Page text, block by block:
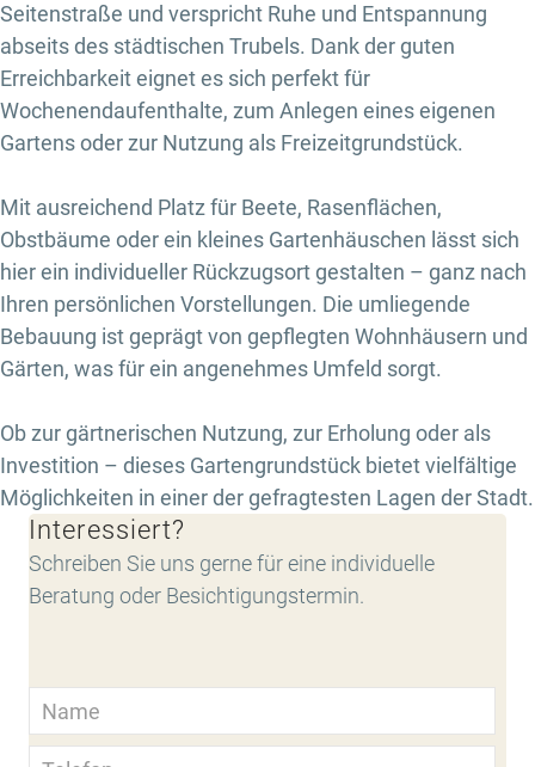
Seitenstraße und verspricht Ruhe und Entspannung
abseits des städtischen Trubels. Dank der guten
Erreichbarkeit eignet es sich perfekt für
Wochenendaufenthalte, zum Anlegen eines eigenen
Gartens oder zur Nutzung als Freizeitgrundstück.
Mit ausreichend Platz für Beete, Rasenflächen,
Obstbäume oder ein kleines Gartenhäuschen lässt sich
hier ein individueller Rückzugsort gestalten – ganz nach
Ihren persönlichen Vorstellungen. Die umliegende
Bebauung ist geprägt von gepflegten Wohnhäusern und
Gärten, was für ein angenehmes Umfeld sorgt.
Ob zur gärtnerischen Nutzung, zur Erholung oder als
Investition – dieses Gartengrundstück bietet vielfältige
Möglichkeiten in einer der gefragtesten Lagen der Stadt.
Interessiert?
Schreiben Sie uns gerne für eine individuelle
Beratung oder Besichtigungstermin.